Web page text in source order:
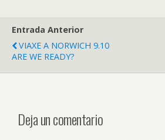
Entrada Anterior
VIAXE A NORWICH 9.10
ARE WE READY?
Deja un comentario